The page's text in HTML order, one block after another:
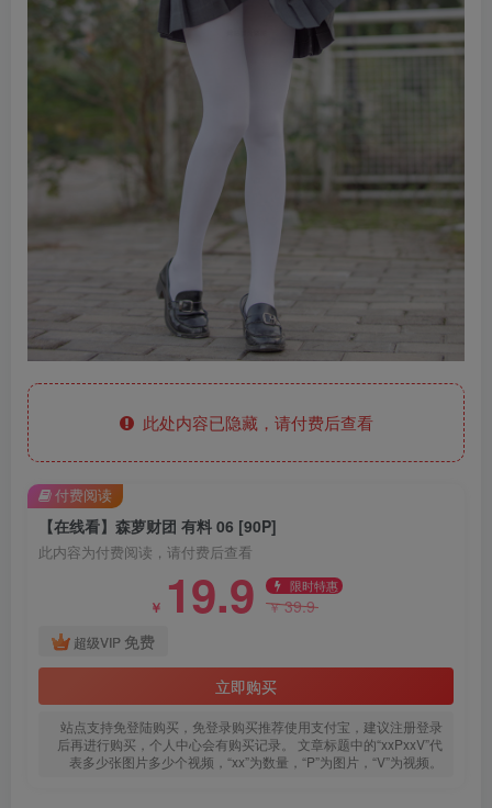
此处内容已隐藏，请付费后查看
【在线看】森萝财团 有料 06 [90P]
此内容为付费阅读，请付费后查看
￥ 19.9 限时特惠
￥39.9
超级VIP 免费
立即购买
站点支持免登陆购买，免登录购买推荐使用支付宝，建议注册登录
后再进行购买，个人中心会有购买记录。 文章标题中的“xxPxxV”代
表多少张图片多少个视频，“xx”为数量，“P”为图片，“V”为视频。
付费阅读